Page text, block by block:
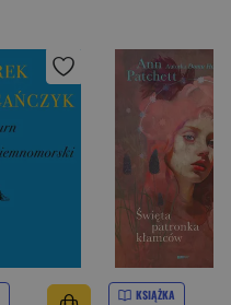
KSIĄŻKA